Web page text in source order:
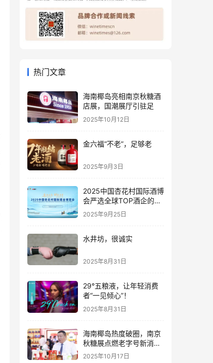
热门文章
海南椰岛亮相南京秋糖酒
店展，国潮展厅引驻足
2025年10月12日
金六福“不老”，足够老
2025年9月3日
2025中国杏花村国际酒博
会严选全球TOP酒企的底
气何在？
2025年9月25日
水井坊，很诚实
2025年8月31日
29°五粮液，让年轻消费
者“一见倾心”！
2025年8月31日
海南椰岛热度破圈，南京
秋糖展点燃老字号新消费
热潮
2025年10月17日